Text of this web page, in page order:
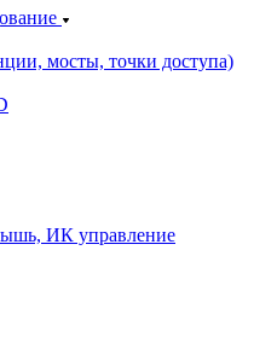
мосты, точки доступа)
ИК управление